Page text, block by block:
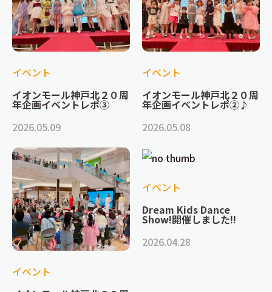
イベント
イオンモール神戸北２０周
年企画イベントレポ③
2026.05.09
イベント
イオンモール神戸北２０周
年企画イベントレポ②♪
2026.05.08
イベント
イベント
Dream Kids Dance
Show!開催しました!!
2026.04.28